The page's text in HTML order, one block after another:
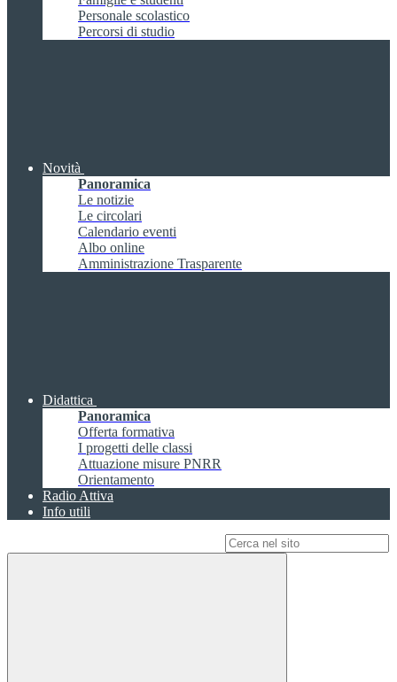
Personale scolastico
Percorsi di studio
Novità
Panoramica
Le notizie
Le circolari
Calendario eventi
Albo online
Amministrazione Trasparente
Didattica
Panoramica
Offerta formativa
I progetti delle classi
Attuazione misure PNRR
Orientamento
Radio Attiva
Info utili